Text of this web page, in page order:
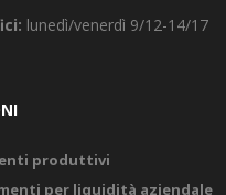
lunedì/venerdì 9/12-14/17
produttivi
per liquidità aziendale